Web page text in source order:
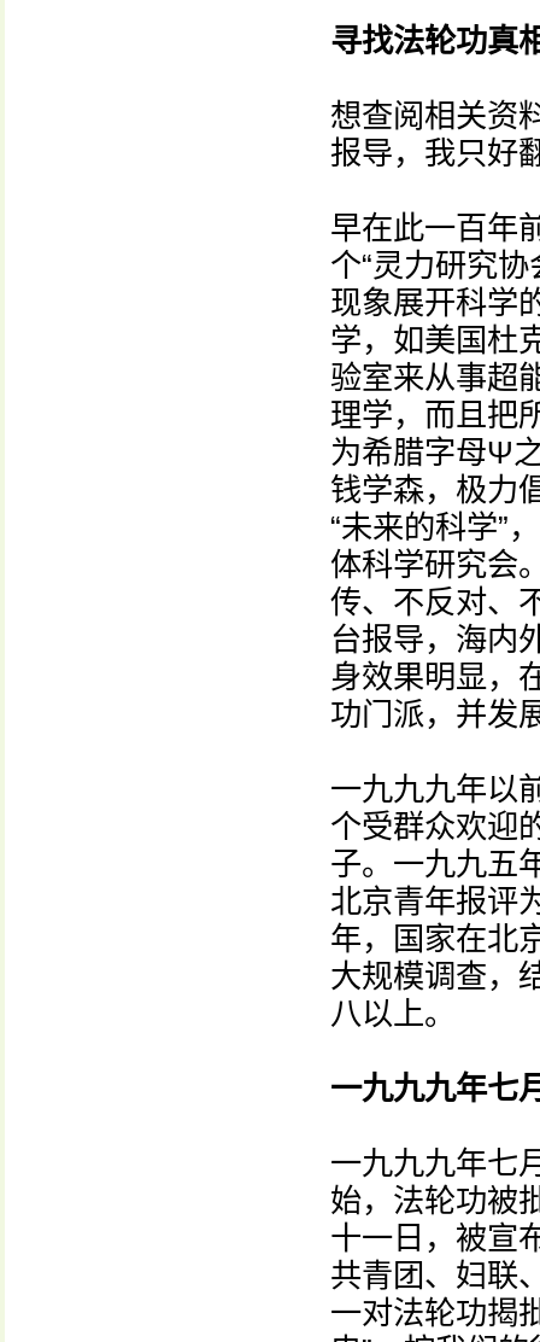
寻找法轮功真
想查阅相关资
报导，我只好
早在此一百年
个“灵力研究
现象展开科学
学，如美国杜
验室来从事超
理学，而且把
为希腊字母Ψ
钱学森，极力
“未来的科学”
体科学研究会
传、不反对、
台报导，海内
身效果明显，
功门派，并发
一九九九年以
个受群众欢迎
子。一九九五
北京青年报评
年，国家在北
大规模调查，
八以上。
一九九九年七
一九九九年七
始，法轮功被
十一日，被宣
共青团、妇联
一对法轮功揭